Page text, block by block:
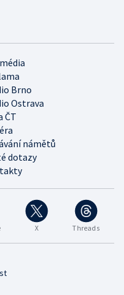
X Threads
Brno
Ostrava
ČT
námětů
dotazy